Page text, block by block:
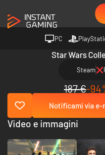
PC
Star Wars
Steam
187 €-
Notificami via e-
Video e immagini